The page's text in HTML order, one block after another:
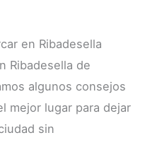
en Ribadesella
Ribadesella de
algunos consejos
mejor lugar para dejar
sin